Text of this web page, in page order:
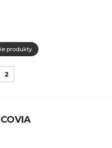
produkty
2